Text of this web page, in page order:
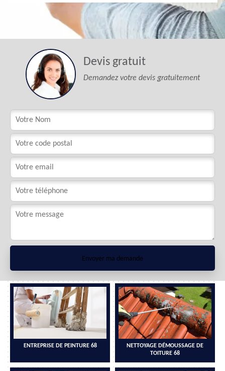
Devis gratuit
Demandez votre devis gratuitement
ENTREPRISE DE PEINTURE 68
NETTOYAGE DÉMOUSSAGE DE
TOITURE 68